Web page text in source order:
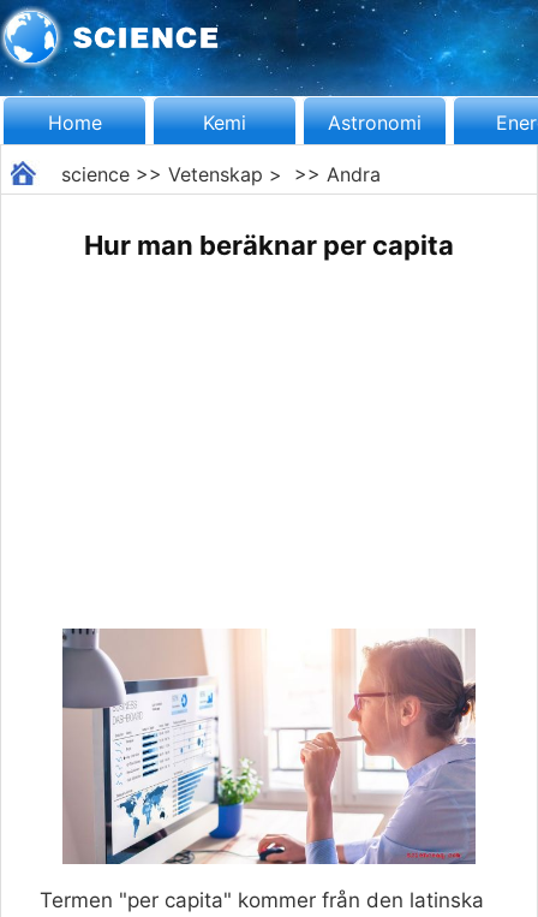
Home Kemi Astronomi
science>> Vetenskap > >> Andra
Hur man beräknar per capita
Termen "per capita" kommer från den latinska